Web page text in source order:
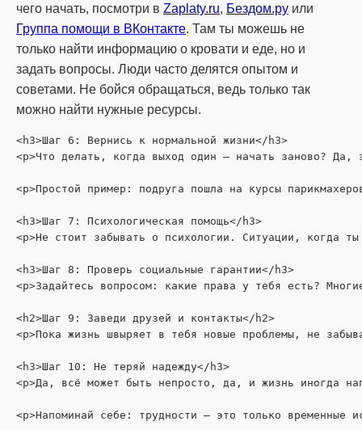
чего начать, посмотри в Zaplaty.ru, Бездом.ру или
Группа помощи в ВКонтакте. Там ты можешь не
только найти информацию о кровати и еде, но и
задать вопросы. Люди часто делятся опытом и
советами. Не бойся обращаться, ведь только так
можно найти нужные ресурсы.
<h3>Шаг 6: Вернись к нормальной жизни</h3>
<p>Что делать, когда выход один — начать заново?
<p>Простой пример: подруга пошла на курсы
<h3>Шаг 7: Психологическая помощь</h3>
<p>Не стоит забывать о психологии. Ситуации, когда
<h3>Шаг 8: Проверь социальные гарантии</h3>
<p>Задайтесь вопросом: какие права у тебя есть?
<h2>Шаг 9: Заведи друзей и контакты</h2>
<p>Пока жизнь швыряет в тебя новые проблемы, не
<h3>Шаг 10: Не теряй надежду</h3>
<p>Да, всё может быть непросто, да, и жизнь иногда
<p>Напоминай себе: трудности — это только